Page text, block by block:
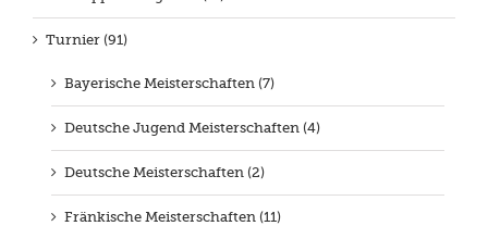
Turnier (91)
Bayerische Meisterschaften (7)
Deutsche Jugend Meisterschaften (4)
Deutsche Meisterschaften (2)
Fränkische Meisterschaften (11)